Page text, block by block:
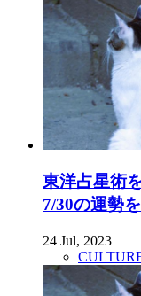
東洋占星術
7/30の運勢
24 Jul, 2023